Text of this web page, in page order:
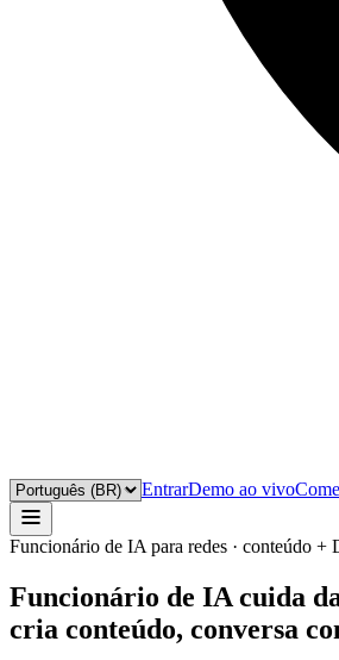
EntrarDemo ao vivo
Funcionário de IA para redes · conteúdo +
Funcionário de IA cuida
cria conteúdo, conversa